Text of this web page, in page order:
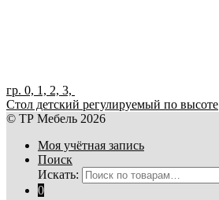
гр. 0, 1, 2, 3,
Стол детский регулируемый по высоте
© ТР Мебель 2026
Моя учётная запись
Поиск
Искать:
0